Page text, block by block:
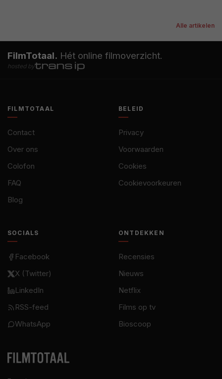
Alle artikelen
FilmTotaal. Hét online filmoverzicht.
hosted by
FILMTOTAAL
Contact
Over ons
Colofon
FAQ
Blog
BELEID
Privacy
Voorwaarden
Cookies
Cookievoorkeuren
SOCIALS
Facebook
X (Twitter)
LinkedIn
RSS-feed
WhatsApp
ONTDEKKEN
Recensies
Nieuws
Netflix
Films op tv
Bioscoop